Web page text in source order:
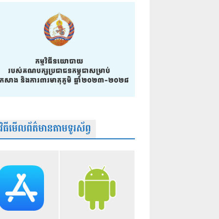
ធីមើលព័ត៌មានតាមទូរស័ព្វ